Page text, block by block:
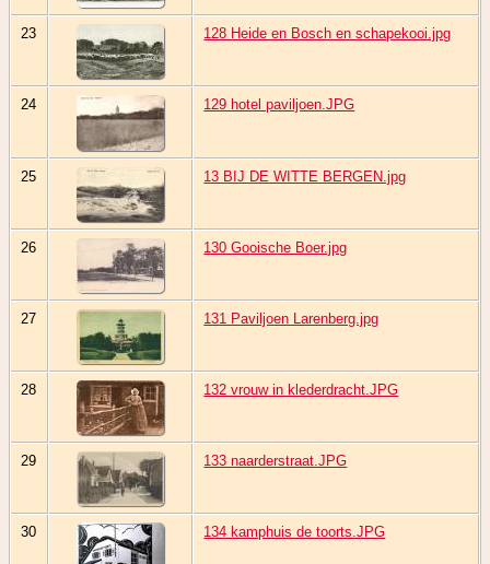
23 128 Heide en Bosch en schapekooi.jpg
24 129 hotel paviljoen.JPG
25 13 BIJ DE WITTE BERGEN.jpg
26 130 Gooische Boer.jpg
27 131 Paviljoen Larenberg.jpg
28 132 vrouw in klederdracht.JPG
29 133 naarderstraat.JPG
30 134 kamphuis de toorts.JPG